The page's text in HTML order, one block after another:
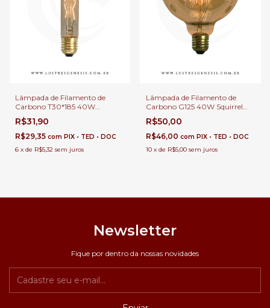
Lâmpada de Filamento de
Carbono T30*185 40W
Chandelier Z Deco - GMH o
T30*185-CZD-40W
R$31,90
R$29,35 com PIX • TED • DOC
6 x de R$5,32 sem juros
Lâmpada de Filamento de
Carbono G125 40W Squirrel
Cage - GMH o G125-SC-40W
R$50,00
R$46,00 com PIX • TED • DOC
10 x de R$5,00 sem juros
Newsletter
Fique por dentro da nossas novidades